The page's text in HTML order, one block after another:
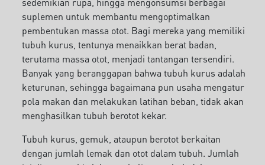
suplemen untuk membantu mengoptimalkan
pembentukan massa otot. Bagi mereka yang memiliki
tubuh kurus, tentunya menaikkan berat badan,
terutama massa otot, menjadi tantangan tersendiri.
Banyak yang beranggapan bahwa tubuh kurus adalah
keturunan, sehingga bagaimana pun usaha mengatur
pola makan dan melakukan latihan beban, tidak akan
menghasilkan tubuh berotot kekar.
Tubuh kurus, gemuk, ataupun berotot berkaitan
dengan jumlah lemak dan otot dalam tubuh. Jumlah